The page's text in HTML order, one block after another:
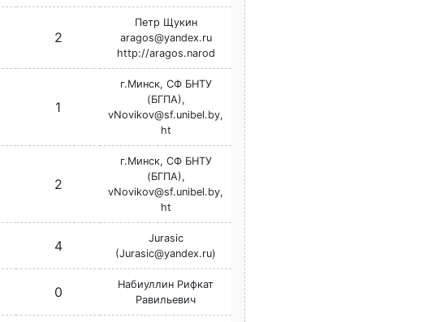
2
Петр Щукин
aragos@yandex.ru
http://aragos.narod
1
г.Минск, СФ БНТУ
(БГПА),
vNovikov@sf.unibel.by,
ht
2
г.Минск, СФ БНТУ
(БГПА),
vNovikov@sf.unibel.by,
ht
4
Jurasic
(Jurasic@yandex.ru)
0
Набиуллин Рифкат
Равильевич